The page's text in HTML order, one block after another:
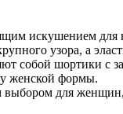
искушением для
узора, а
собой шортики с
женской формы.
для